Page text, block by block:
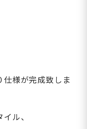
仕様が完成致しま
ル、